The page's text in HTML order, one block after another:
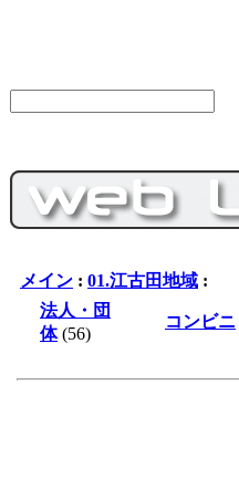
メイン : 01.江古田地域 :
法人・団
体(56)
コンビニ